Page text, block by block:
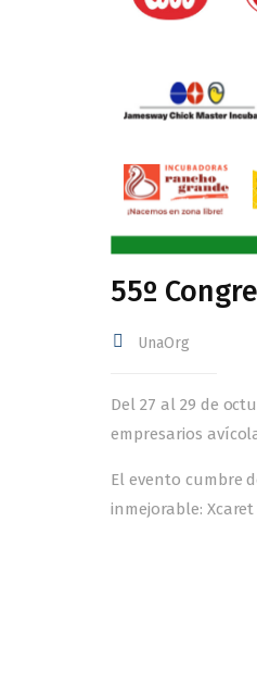
55º
UnaOrg
Del 27 al 29 de
empresarios
El evento cumbre
inmejorable: